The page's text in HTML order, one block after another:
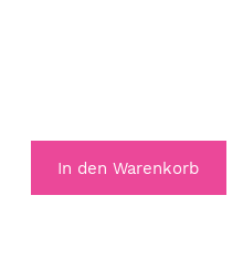
In den Warenkorb